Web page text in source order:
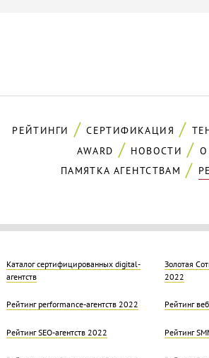
РЕЙТИНГИ СЕРТИФИКАЦИЯ
AWARD
НОВОСТИ
О
ПАМЯТКА АГЕНТСТВАМ
Каталог сертифицированных digital-
агентств
Золотая
2022
Рейтинг performance-агентств 2022 Рейтинг
Рейтинг SEO-агентств 2022 Рейтинг